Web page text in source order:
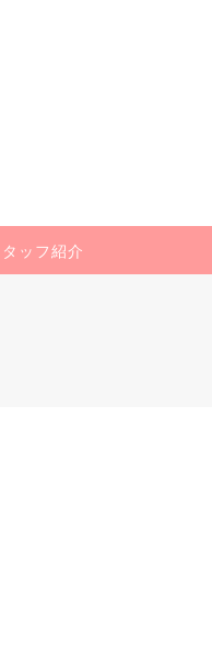
タッフ紹介